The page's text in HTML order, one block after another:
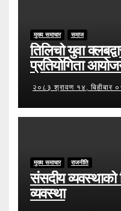
मुख्य समाचार समाज
तिलिचो युवा
प्रतियोगिता
२०८३ श्रावण १४, बिहीबार
मुख्य समाचार राजनीति
संसदीय व्यवस्थाको
व्यवस्था